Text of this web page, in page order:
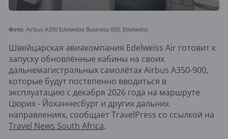
Фото: Airbus A350 Edelweiss Business 003, Edelweiss
Швейцарская авиакомпания Edelweiss Air готовит к
запуску обновлённые кабины на своих
дальнемагистральных самолётах Airbus A350-900,
которые будут постепенно вводиться в
эксплуатацию с декабря 2026 года на маршруте
Цюрих - Йоханнесбург и других дальних
направлениях, сообщает TravelPress со ссылкой на
Travel News South Africa.